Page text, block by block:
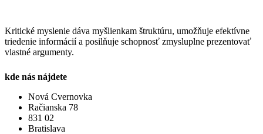
Kritické myslenie dáva myšlienkam štruktúru, umožňuje efektívne
triedenie informácií a posilňuje schopnosť zmysluplne prezentovať
vlastné argumenty.
kde nás nájdete
Nová Cvernovka
Račianska 78
831 02
Bratislava